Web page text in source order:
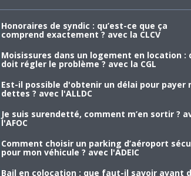
Honoraires de syndic : qu’est-ce que ça
comprend exactement ? avec la CLCV
Moisissures dans un logement en location :
doit régler le problème ? avec la CGL
Est-il possible d'obtenir un délai pour payer
dettes ? avec l'ALLDC
Je suis surendetté, comment m’en sortir ?
l'AFOC
Comment choisir un parking d’aéroport
pour mon véhicule ? avec l'ADEIC
Bail en colocation : que faut-il savoir avant